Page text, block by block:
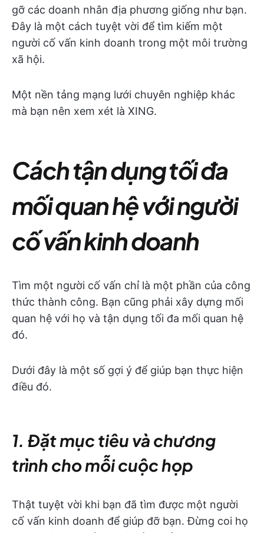
gỡ các doanh nhân địa phương giống như bạn.
Đây là một cách tuyệt vời để tìm kiếm một
người cố vấn kinh doanh trong một môi trường
xã hội.
Một nền tảng mạng lưới chuyên nghiệp khác
mà bạn nên xem xét là XING.
Cách tận dụng tối đa
mối quan hệ với người
cố vấn kinh doanh
Tìm một người cố vấn chỉ là một phần của công
thức thành công. Bạn cũng phải xây dựng mối
quan hệ với họ và tận dụng tối đa mối quan hệ
đó.
Dưới đây là một số gợi ý để giúp bạn thực hiện
điều đó.
1. Đặt mục tiêu và chương
trình cho mỗi cuộc họp
Thật tuyệt vời khi bạn đã tìm được một người
cố vấn kinh doanh để giúp đỡ bạn. Đừng coi họ